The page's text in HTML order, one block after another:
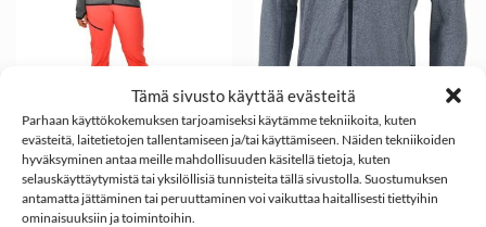
Tämä sivusto käyttää evästeitä
Parhaan käyttökokemuksen tarjoamiseksi käytämme tekniikoita, kuten
evästeitä, laitetietojen tallentamiseen ja/tai käyttämiseen. Näiden tekniikoiden
hyväksyminen antaa meille mahdollisuuden käsitellä tietoja, kuten
selauskäyttäytymistä tai yksilöllisiä tunnisteita tällä sivustolla. Suostumuksen
antamatta jättäminen tai peruuttaminen voi vaikuttaa haitallisesti tiettyihin
ominaisuuksiin ja toimintoihin.
ERÄVAATTEET JA ASUSTEET
Dovrefjell Dyre Quick
Dry naisten
fleecetakki, Mood
Blue
46,85€
Alkuperäinen
hinta
oli:
46,85 €.
19,99€Nykyinen
hinta
on:
19,99 €.
ERÄVAATTEET JA ASUSTEET
Dovrefjell Dyre Quick
Dry miesten
fleecetakki, Blue
46,85
oli:
46,85 €.